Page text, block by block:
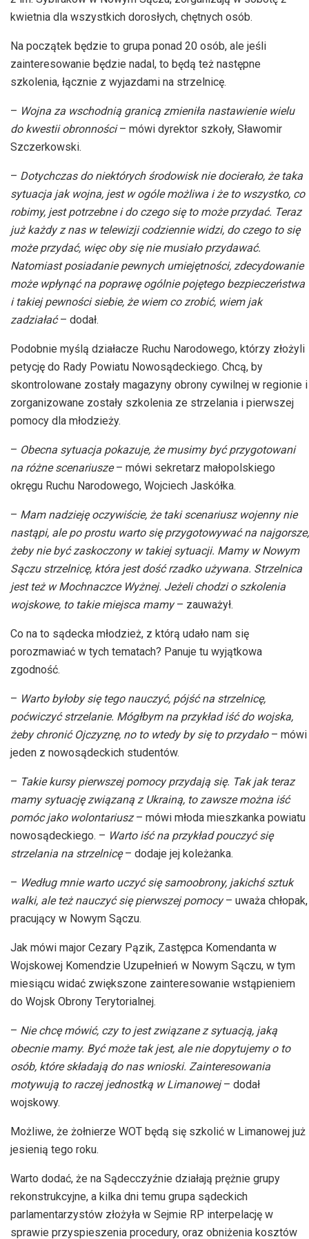
kwietnia dla wszystkich dorosłych, chętnych osób.
Na początek będzie to grupa ponad 20 osób, ale jeśli
zainteresowanie będzie nadal, to będą też następne
szkolenia, łącznie z wyjazdami na strzelnicę.
– Wojna za wschodnią granicą zmieniła nastawienie wielu
do kwestiiobronności– mówi dyrektor szkoły, Sławomir
Szczerkowski.
– Dotychczas do niektórych środowisk nie docierało, że taka
sytuacja jak wojna, jest w ogóle możliwa i że to wszystko, co
robimy, jest potrzebne i do czego się to może przydać. Teraz
już każdy z nas w telewizji codziennie widzi, do czego to się
może przydać, więc oby się nie musiało przydawać.
Natomiast posiadanie pewnych umiejętności, zdecydowanie
może wpłynąć na poprawę ogólnie pojętego bezpieczeństwa
i takiej pewności siebie, że wiem co zrobić, wiem jak
zadziałać– dodał.
Podobnie myślą działacze Ruchu Narodowego, którzy złożyli
petycję do Rady Powiatu Nowosądeckiego. Chcą, by
skontrolowane zostały magazyny obrony cywilnej w regionie i
zorganizowane zostały szkolenia ze strzelania i pierwszej
pomocy dla młodzieży.
– Obecna sytuacja pokazuje, że musimy być przygotowani
na różnescenariusze– mówi sekretarz małopolskiego
okręgu Ruchu Narodowego, Wojciech Jaskółka.
– Mam nadzieję oczywiście, że taki scenariusz wojenny nie
nastąpi, ale po prostu warto się przygotowywać na najgorsze,
żeby nie być zaskoczony w takiej sytuacji. Mamy w Nowym
Sączu strzelnicę, która jest dość rzadko używana. Strzelnica
jest też wMochnaczceWyżnej. Jeżeli chodzi o szkolenia
wojskowe, to takie miejsca mamy– zauważył.
Co na to sądecka młodzież, z którą udało nam się
porozmawiać w tych tematach? Panuje tu wyjątkowa
zgodność.
– Warto byłoby się tego nauczyć, pójść na strzelnicę,
poćwiczyć strzelanie. Mógłbym na przykład iść do wojska,
żeby chronić Ojczyznę, no to wtedy by się to przydało– mówi
jeden z nowosądeckich studentów.
– Takie kursy pierwszej pomocy przydają się. Tak jak teraz
mamy sytuację związaną z Ukrainą, to zawsze można iść
pomóc jako wolontariusz– mówi młoda mieszkanka powiatu
nowosądeckiego. – Warto iść na przykład pouczyć się
strzelania na strzelnicę– dodaje jej koleżanka.
– Według mnie warto uczyć się samoobrony, jakichś sztuk
walki, ale też nauczyć się pierwszejpomocy– uważa chłopak,
pracujący w Nowym Sączu.
Jak mówi major Cezary Pązik, Zastępca Komendanta w
Wojskowej Komendzie Uzupełnień w Nowym Sączu, w tym
miesiącu widać zwiększone zainteresowanie wstąpieniem
do Wojsk Obrony Terytorialnej.
– Nie chcę mówić, czy to jest związane z sytuacją, jaką
obecnie mamy. Być może tak jest, ale nie dopytujemy o to
osób, które składają do nas wnioski. Zainteresowania
motywują to raczej jednostką w Limanowej– dodał
wojskowy.
Możliwe, że żołnierze WOT będą się szkolić w Limanowej już
jesienią tego roku.
Warto dodać, że na Sądecczyźnie działają prężnie grupy
rekonstrukcyjne, a kilka dni temu grupa sądeckich
parlamentarzystów złożyła w Sejmie RP interpelację w
sprawie przyspieszenia procedury, oraz obniżenia kosztów